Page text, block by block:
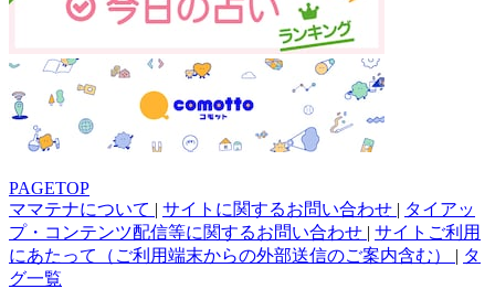
PAGETOP
ママテナについて | サイトに関するお問い合わせ | タイアッ
プ・コンテンツ配信等に関するお問い合わせ | サイトご利用
にあたって（ご利用端末からの外部送信のご案内含む） | タ
グ一覧